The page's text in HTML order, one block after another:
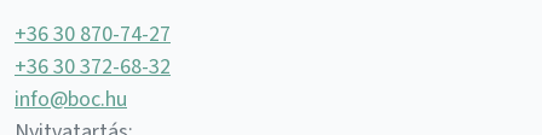
+36 30 870-74-27
+36 30 372-68-32
info@boc.hu